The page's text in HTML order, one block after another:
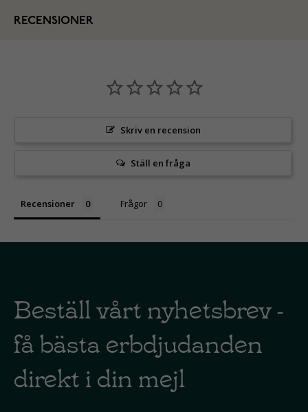
RECENSIONER
Skriv en recension
Ställ en fråga
Recensioner Frågor
Beställ vårt nyhetsbrev -
få bästa erbdjudanden
direkt i din mejl